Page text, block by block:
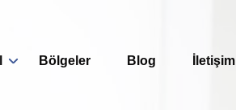
Bölgeler Blog İletişim